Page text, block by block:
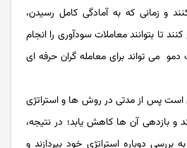
و زمانی که به آمادگی کامل رسیدن،
تا بتوانند معاملات سودآوری را انجام
می تواند برای معامله گران حرفه ای
است پس از مدتی در روش ها و استراتژی
بازدهی آن ها کاهش یابد؛ در نتیجه،
بررسی دوباره استراتژی خود بپردازند و